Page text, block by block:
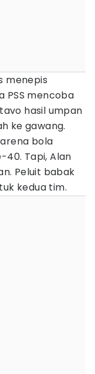
menepis
PSS mencoba
hasil umpan
ke gawang.
bola
40. Tapi, Alan
Peluit babak
kedua tim.